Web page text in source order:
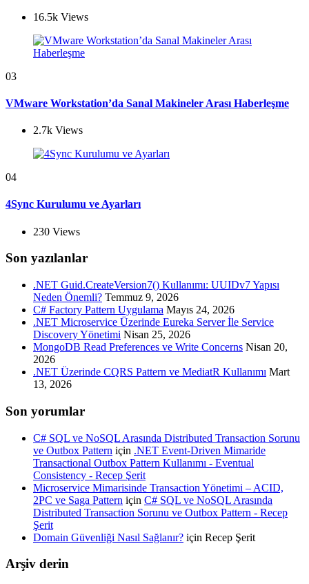
16.5k Views
03
VMware Workstation’da Sanal Makineler Arası Haberleşme
2.7k Views
04
4Sync Kurulumu ve Ayarları
230 Views
Son yazılanlar
.NET Guid.CreateVersion7() Kullanımı: UUIDv7 Yapısı
Neden Önemli? Temmuz 9, 2026
C# Factory Pattern Uygulama Mayıs 24, 2026
.NET Microservice Üzerinde Eureka Server İle Service
Discovery Yönetimi Nisan 25, 2026
MongoDB Read Preferences ve Write Concerns Nisan 20,
2026
.NET Üzerinde CQRS Pattern ve MediatR Kullanımı Mart
13, 2026
Son yorumlar
C# SQL ve NoSQL Arasında Distributed Transaction Sorunu
ve Outbox Pattern için .NET Event-Driven Mimaride
Transactional Outbox Pattern Kullanımı - Eventual
Consistency - Recep Şerit
Microservice Mimarisinde Transaction Yönetimi – ACID,
2PC ve Saga Pattern için C# SQL ve NoSQL Arasında
Distributed Transaction Sorunu ve Outbox Pattern - Recep
Şerit
Domain Güvenliği Nasıl Sağlanır? için Recep Şerit
Arşiv derin